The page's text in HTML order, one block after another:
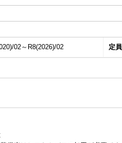
02～R8(2026)/02 定員